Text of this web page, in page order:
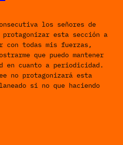
los señores de
protagonizar esta sección a
todas mis fuerzas,
que puedo mantener
en cuanto a periodicidad.
no protagonizará esta
si no que haciendo